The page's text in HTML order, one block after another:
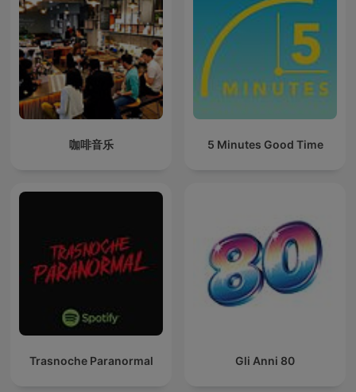
咖啡音乐 5 Minutes Good Time
Trasnoche Paranormal Gli Anni 80